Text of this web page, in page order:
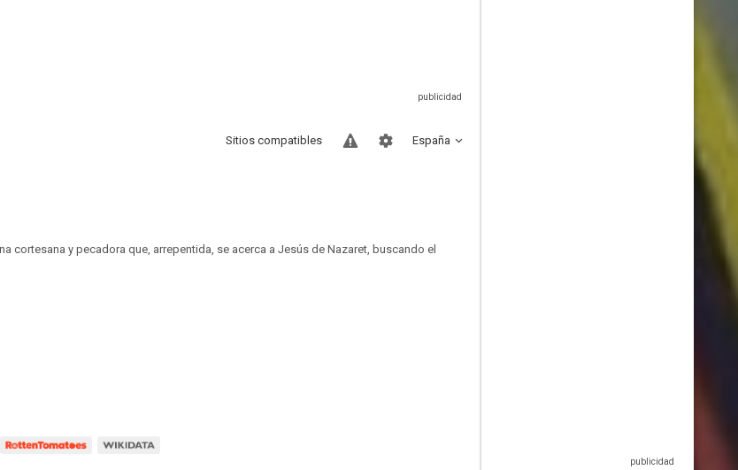
España
Sitios compatibles
cortesana y pecadora que, arrepentida, se acerca a Jesús de Nazaret, buscando el